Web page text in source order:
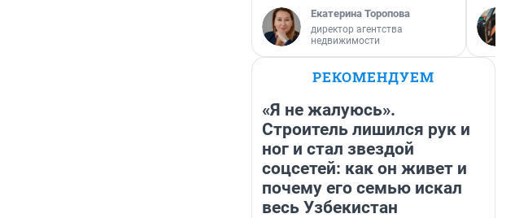
Екатерина Торопова
директор агентства
недвижимости
РЕКОМЕНДУЕМ
«Я не жалуюсь».
Строитель лишился рук и
ног и стал звездой
соцсетей: как он живет и
почему его семью искал
весь Узбекистан